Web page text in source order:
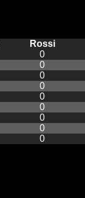
Rossi
0
0
0
0
0
0
0
0
0